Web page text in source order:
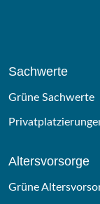
Sachwerte
Grüne Sachwerte
Altersvorsorge
Grüne